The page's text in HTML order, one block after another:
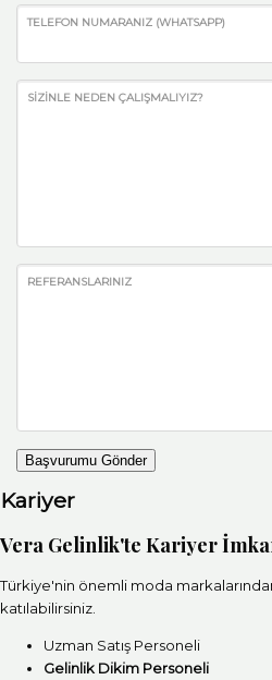
TELEFON NUMARANIZ (WHATSAPP)
SIZINLE NEDEN ÇALIŞMALIYIZ?
REFERANSLARINIZ
Başvurumu Gönder
Kariyer
Vera Gelinlik'te Kariyer
Türkiye'nin önemli moda
katılabilirsiniz.
Uzman Satış Personeli
Gelinlik Dikim Personeli